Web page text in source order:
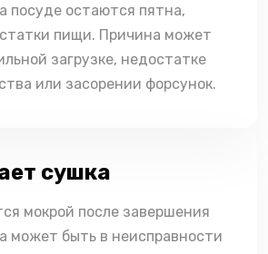
посуде остаются пятна,
пищи. Причина может
загрузке, недостатке
или засорении форсунок.
сушка
мокрой после завершения
может быть в неисправности